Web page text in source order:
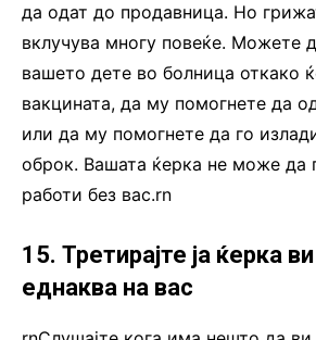
да одат до продавница. Но
вклучува многу повеќе. Можете
вашето дете во болница откако
вакцината, да му помогнете да
или да му помогнете да го
оброк. Вашата ќерка не може да
работи без вас.rn
15. Третирајте ја ќерка
еднаква на вас